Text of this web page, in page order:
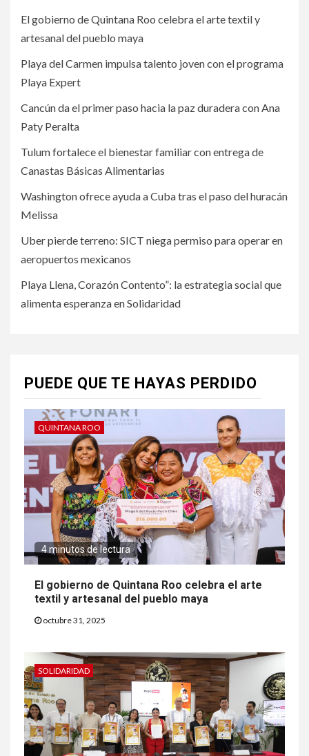
El gobierno de Quintana Roo celebra el arte textil y
artesanal del pueblo maya
Playa del Carmen impulsa talento joven con el programa
Playa Expert
Cancún da el primer paso hacia la paz duradera con Ana
Paty Peralta
Tulum fortalece el bienestar familiar con entrega de
Canastas Básicas Alimentarias
Washington ofrece ayuda a Cuba tras el paso del huracán
Melissa
Uber pierde terreno: SICT niega permiso para operar en
aeropuertos mexicanos
Playa Llena, Corazón Contento”: la estrategia social que
alimenta esperanza en Solidaridad
PUEDE QUE TE HAYAS PERDIDO
QUINTANA ROO
4 minutos de lectura
El gobierno de Quintana Roo celebra el arte
textil y artesanal del pueblo maya
octubre 31, 2025
SOLIDARIDAD